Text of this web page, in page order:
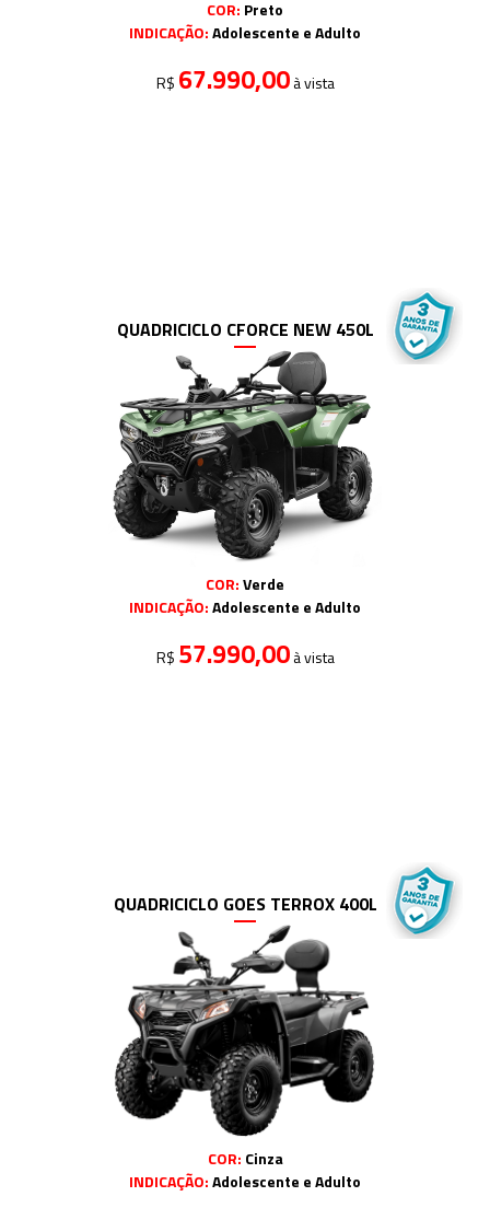
COR: Preto
INDICAÇÃO:Adolescente e Adulto
R$ 67.990,00à vista
QUADRICICLO CFORCE NEW 450L
COR:Verde
INDICAÇÃO:Adolescente e Adulto
R$ 57.990,00à vista
QUADRICICLO GOES TERROX 400L
COR: Cinza
INDICAÇÃO:Adolescente e Adulto